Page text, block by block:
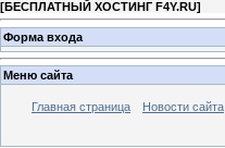
[БЕСПЛАТНЫЙ ХОСТИНГ F4Y.RU]
Форма входа
Меню сайта
Главная страница Новости сайта